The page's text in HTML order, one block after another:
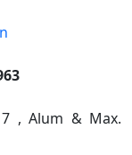
7 , Alum & Max.